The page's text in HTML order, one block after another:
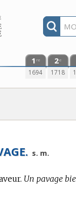
1 re
1694
2e
1718
s. m.
Un pavage